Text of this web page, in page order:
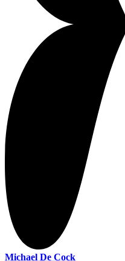
Michael De Cock